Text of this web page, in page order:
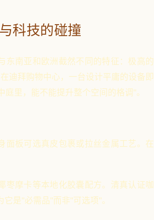
科技的碰撞
东南亚和欧洲截然不同的特征：极高的
迪拜购物中心，一台设计平庸的设备即
里，能不能提升整个空间的格调"。
面板可选真皮包裹或拉丝金属工艺。在
枣摩卡等本地化胶囊配方。清真认证咖
是"必需品"而非"可选项"。